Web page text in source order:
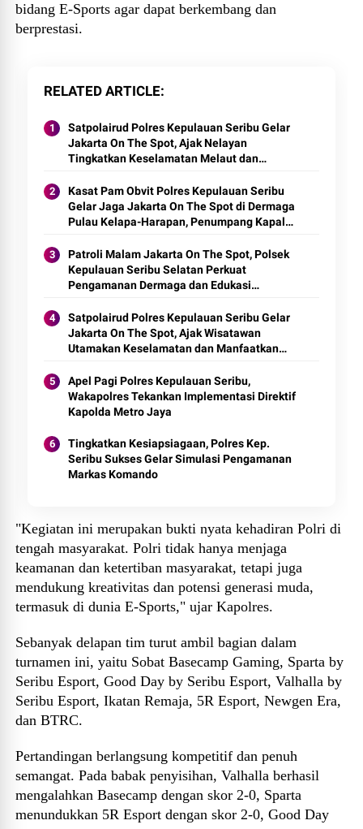
bidang E-Sports agar dapat berkembang dan
berprestasi.
RELATED ARTICLE
Satpolairud Polres Kepulauan Seribu Gelar
Jakarta On The Spot, Ajak Nelayan
Tingkatkan Keselamatan Melaut dan
Kasat Pam Obvit Polres Kepulauan Seribu
Gelar Jaga Jakarta On The Spot di Dermaga
Pulau Kelapa-Harapan, Penumpang Kapal
Patroli Malam Jakarta On The Spot, Polsek
Kepulauan Seribu Selatan Perkuat
Pengamanan Dermaga dan Edukasi
Satpolairud Polres Kepulauan Seribu Gelar
Jakarta On The Spot, Ajak Wisatawan
Utamakan Keselamatan dan Manfaatkan
Apel Pagi Polres Kepulauan Seribu,
Wakapolres Tekankan Implementasi Direktif
Kapolda Metro Jaya
Tingkatkan Kesiapsiagaan, Polres Kep.
Seribu Sukses Gelar Simulasi Pengamanan
Markas Komando
"Kegiatan ini merupakan bukti nyata kehadiran Polri di
tengah masyarakat. Polri tidak hanya menjaga
keamanan dan ketertiban masyarakat, tetapi juga
mendukung kreativitas dan potensi generasi muda,
termasuk di dunia E-Sports," ujar Kapolres.
Sebanyak delapan tim turut ambil bagian dalam
turnamen ini, yaitu Sobat Basecamp Gaming, Sparta by
Seribu Esport, Good Day by Seribu Esport, Valhalla by
Seribu Esport, Ikatan Remaja, 5R Esport, Newgen Era,
dan BTRC.
Pertandingan berlangsung kompetitif dan penuh
semangat. Pada babak penyisihan, Valhalla berhasil
mengalahkan Basecamp dengan skor 2-0, Sparta
menundukkan 5R Esport dengan skor 2-0, Good Day